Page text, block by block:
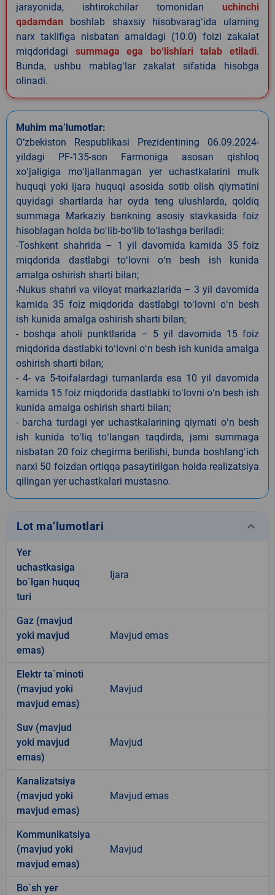
jarayonida, ishtirokchilar tomonidan uchinchi
qadamdan boshlab shaxsiy hisobvaragʻida ularning
narx taklifiga nisbatan amaldagi (10.0) foizi zakalat
miqdoridagi summaga ega boʻlishlari talab etiladi.
Bunda, ushbu mablagʻlar zakalat sifatida hisobga
olinadi.
Muhim ma’lumotlar:
O‘zbekiston Respublikasi Prezidentining 06.09.2024-
yildagi PF-135-son Farmoniga asosan qishloq
xoʻjaligiga moʻljallanmagan yer uchastkalarini mulk
huquqi yoki ijara huquqi asosida sotib olish qiymatini
quyidagi shartlarda har oyda teng ulushlarda, qoldiq
summaga Markaziy bankning asosiy stavkasida foiz
hisoblagan holda boʻlib-boʻlib toʻlashga beriladi:
-Toshkent shahrida – 1 yil davomida kamida 35 foiz
miqdorida dastlabgi toʻlovni oʻn besh ish kunida
amalga oshirish sharti bilan;
-Nukus shahri va viloyat markazlarida – 3 yil davomida
kamida 35 foiz miqdorida dastlabgi toʻlovni oʻn besh
ish kunida amalga oshirish sharti bilan;
- boshqa aholi punktlarida – 5 yil davomida 15 foiz
miqdorida dastlabki toʻlovni oʻn besh ish kunida amalga
oshirish sharti bilan;
- 4- va 5-toifalardagi tumanlarda esa 10 yil davomida
kamida 15 foiz miqdorida dastlabki toʻlovni oʻn besh ish
kunida amalga oshirish sharti bilan;
- barcha turdagi yer uchastkalarining qiymati oʻn besh
ish kunida toʻliq toʻlangan taqdirda, jami summaga
nisbatan 20 foiz chegirma berilishi, bunda boshlangʻich
narxi 50 foizdan ortiqqa pasaytirilgan holda realizatsiya
qilingan yer uchastkalari mustasno.
Lot ma’lumotlari keyboard_arrow_down
Yer
uchastkasiga
bo`lgan huquq
turi
Ijara
Gaz (mavjud
yoki mavjud
emas)
Mavjud emas
Elektr ta`minoti
(mavjud yoki
mavjud emas)
Mavjud
Suv (mavjud
yoki mavjud
emas)
Mavjud
Kanalizatsiya
(mavjud yoki
mavjud emas)
Mavjud emas
Kommunikatsiya
(mavjud yoki
mavjud emas)
Mavjud
Bo`sh yer